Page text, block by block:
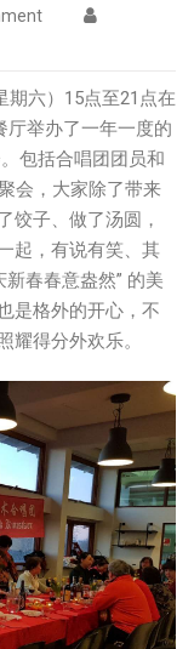
期六）15点至21点在
厅举办了一年一度的
包括合唱团团员和
会，大家除了带来
饺子、做了汤圆，
起，有说有笑、其
春春意盎然” 的美
是格外的开心，不
耀得分外欢乐。